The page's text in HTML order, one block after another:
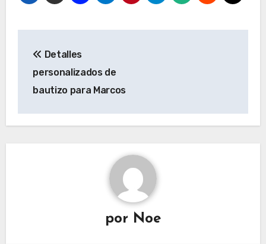
de
entradas
Detalles
personalizados de
bautizo para Marcos
por Noe